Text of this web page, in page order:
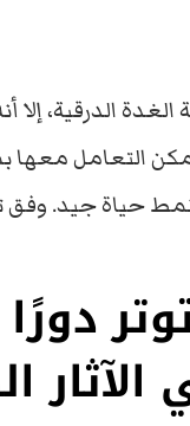
الدرقية،
التعامل معها
حياة جيد.